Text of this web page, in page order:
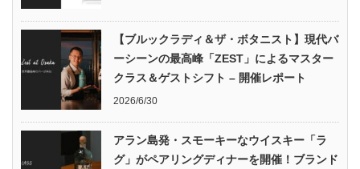
【ブルックラディ＆ザ・ボタニスト】現代バ
ーシーンの最高峰「ZEST」によるマスター
クラス＆ゲストシフト – 開催レポート
2026/6/30
アラン島発・スモーキーなウイスキー「ラ
グ」がペアリングディナーを開催！ブランド